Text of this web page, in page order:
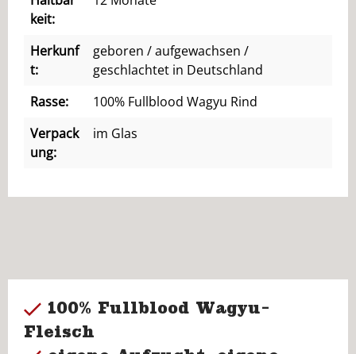
keit:
Herkunf
t:
geboren / aufgewachsen /
geschlachtet in Deutschland
Rasse:
100% Fullblood Wagyu Rind
Verpack
ung:
im Glas
100% Fullblood Wagyu-
Fleisch